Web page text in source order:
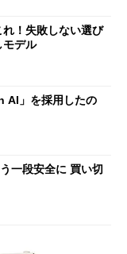
！失敗しない選び
モデル
AI」を採用したの
一段安全に 買い切